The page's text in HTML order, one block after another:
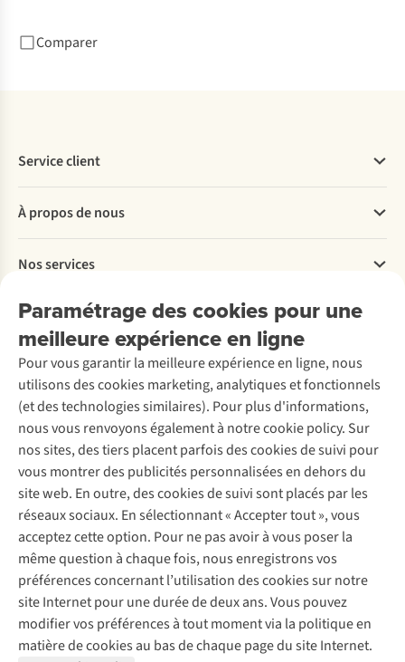
Comparer
Paramétrage des cookies pour une
meilleure expérience en ligne
Pour vous garantir la meilleure expérience en ligne, nous
utilisons des cookies marketing, analytiques et fonctionnels
(et des technologies similaires). Pour plus d'informations,
nous vous renvoyons également à notre cookie policy. Sur
nos sites, des tiers placent parfois des cookies de suivi pour
vous montrer des publicités personnalisées en dehors du
site web. En outre, des cookies de suivi sont placés par les
réseaux sociaux. En sélectionnant « Accepter tout », vous
acceptez cette option. Pour ne pas avoir à vous poser la
même question à chaque fois, nous enregistrons vos
préférences concernant l’utilisation des cookies sur notre
site Internet pour une durée de deux ans. Vous pouvez
modifier vos préférences à tout moment via la politique en
matière de cookies au bas de chaque page du site Internet.
Service client
Commander
Payer
Livraison
Rétractation d'une commande
Entretien & réparations
Garantie
Contactez-nous
À propos de nous
Explore More
À propos d’Ayacucho
Nos magasins
À propos d’A.S.Adventure
Déclaration d'accessibilité
Nos services
Location / Location sports d’hiver
Entretien de ski
Service de lavage
Entretien de chaussures
Réparation de chaussures
Réparation de vêtements
Retouches
Pour les entreprises
Découvrez
A.S.Magazine
Explore Camp
Gear Check
Expertise & conseils
Abonnez-vous à la newsletter
Suivez-nous
Mentions légales
Politique de confidentialité
Conditions générales
Cookie Policy